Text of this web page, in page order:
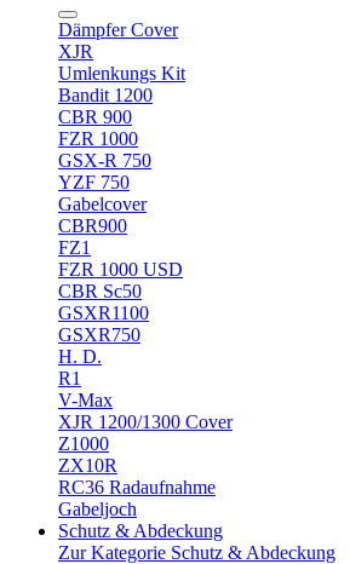
Dämpfer Cover
XJR
Umlenkungs Kit
Bandit 1200
CBR 900
FZR 1000
GSX-R 750
YZF 750
Gabelcover
CBR900
FZ1
FZR 1000 USD
CBR Sc50
GSXR1100
GSXR750
H. D.
R1
V-Max
XJR 1200/1300 Cover
Z1000
ZX10R
RC36 Radaufnahme
Gabeljoch
Schutz & Abdeckung
Zur Kategorie Schutz & Abdeckung